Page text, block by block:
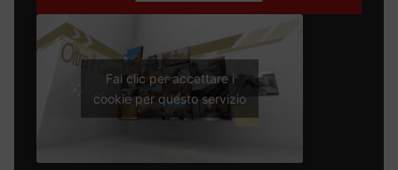
Fai clic per accettare i
cookie per questo servizio